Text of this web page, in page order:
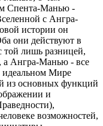
Спента-Манью -
с Ангра-
истории он
они действуют в
той лишь разницей,
а Ангра-Манью - все
идеальном Мире
из основных функций
и
возможностей,